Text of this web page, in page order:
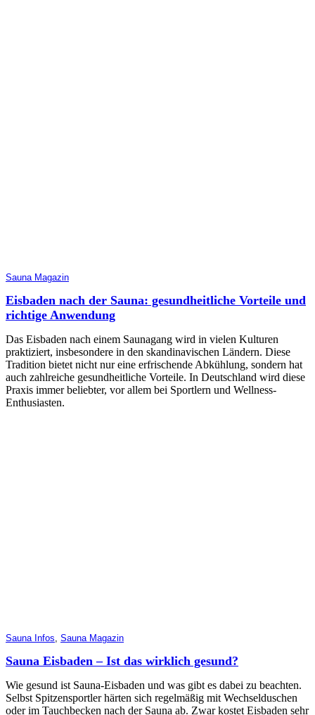
Sauna Magazin
Eisbaden nach der Sauna: gesundheitliche Vorteile und
richtige Anwendung
Das Eisbaden nach einem Saunagang wird in vielen Kulturen
praktiziert, insbesondere in den skandinavischen Ländern. Diese
Tradition bietet nicht nur eine erfrischende Abkühlung, sondern hat
auch zahlreiche gesundheitliche Vorteile. In Deutschland wird diese
Praxis immer beliebter, vor allem bei Sportlern und Wellness-
Enthusiasten.
Sauna Infos Sauna Magazin
Sauna Eisbaden – Ist das wirklich gesund?
Wie gesund ist Sauna-Eisbaden und was gibt es dabei zu beachten.
Selbst Spitzensportler härten sich regelmäßig mit Wechselduschen
oder im Tauchbecken nach der Sauna ab. Zwar kostet Eisbaden sehr